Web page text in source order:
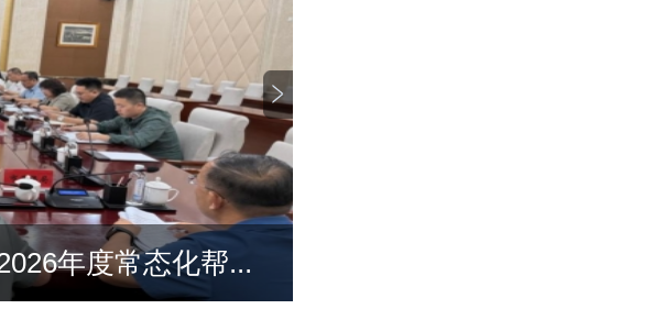
党员代表大会